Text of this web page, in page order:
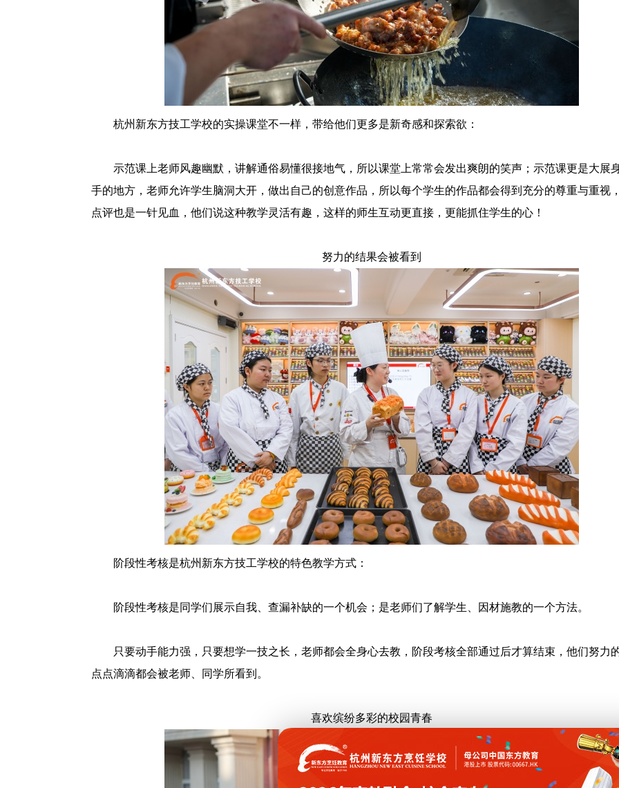
杭州新东方技工学校的实操课堂不一样，带给他们更多是新奇感和探索欲：
示范课上老师风趣幽默，讲解通俗易懂很接地气，所以课堂上常常会发出爽朗的笑声；示范课更是大展
手的地方，老师允许学生脑洞大开，做出自己的创意作品，所以每个学生的作品都会得到充分的尊重与重视
点评也是一针见血，他们说这种教学灵活有趣，这样的师生互动更直接，更能抓住学生的心！
努力的结果会被看到
阶段性考核是杭州新东方技工学校的特色教学方式：
阶段性考核是同学们展示自我、查漏补缺的一个机会；是老师们了解学生、因材施教的一个方法。
只要动手能力强，只要想学一技之长，老师都会全身心去教，阶段考核全部通过后才算结束，他们努力
点点滴滴都会被老师、同学所看到。
喜欢缤纷多彩的校园青春